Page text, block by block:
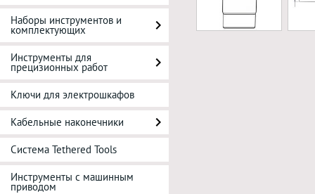
Наборы инструментов и
комплектующих
Инструменты для
прецизионных работ
Ключи для электрошкафов
Кабельные наконечники
Система Tethered Tools
Инструменты с машинным
приводом